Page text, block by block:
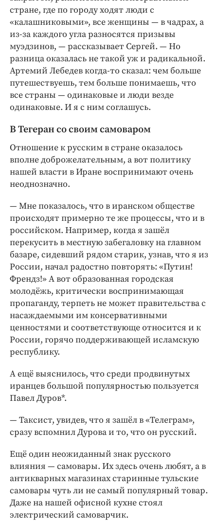
стране, где по городу ходят люди с
«калашниковыми», все женщины — в чадрах, а
из-­за каждого угла разносятся призывы
муэдзинов, — рассказывает Сергей. — Но
разница оказалась не такой уж и радикальной.
Артемий Лебедев когда-­то сказал: чем больше
путешествуешь, тем больше понимаешь, что
все страны — одинаковые и люди везде
одинаковые. И я с ним соглашусь.
В Тегеран со своим самоваром
Отношение к русским в стране оказалось
вполне доброжелательным, а вот политику
нашей власти в Иране воспринимают очень
неоднозначно.
— Мне показалось, что в иранском обществе
происходят примерно те же процессы, что и в
российском. ­Например, когда я зашёл
перекусить в местную забегаловку на главном
базаре, сидевший рядом старик, узнав, что я из
России, начал радостно повторять: «Путин!
Френдз!» А вот образованная городская
молодёжь, критически воспринимающая
пропаганду, терпеть не может правительства с
насаждаемыми им консервативными
ценностями и соответствующе относится и к
России, горячо поддерживающей исламскую
республику.
А ещё выяснилось, что среди продвинутых
иранцев большой популярностью пользуется
Павел Дуров*.
— Таксист, увидев, что я зашёл в «Телеграм»,
сразу вспомнил Дурова и то, что он русский.
Ещё один неожиданный знак русского
влияния — самовары. Их здесь очень любят, а в
антикварных магазинах старинные тульские
самовары чуть ли не самый популярный товар.
Даже на нашей офисной кухне стоял
электрический самоварчик.